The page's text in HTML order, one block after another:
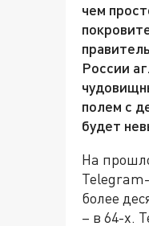
чем
России
полем с
будет
На
более
– в 64-х.